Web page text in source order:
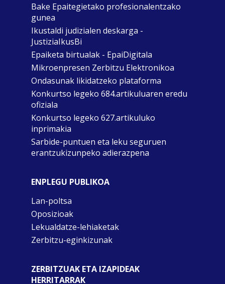
Bake Epaitegietako profesionalentzako
gunea
Ikustaldi judizialen deskarga -
JustiziaIkusBi
Epaiketa birtualak - EpaiDigitala
Mikroenpresen Zerbitzu Elektronikoa
Ondasunak likidatzeko plataforma
Konkurtso legeko 684.artikuluaren eredu
ofiziala
Konkurtso legeko 627.artikuluko
inprimakia
Sarbide-puntuen eta leku seguruen
erantzukizunpeko adierazpena
ENPLEGU PUBLIKOA
Lan-poltsa
Oposizioak
Lekualdatze-lehiaketak
Zerbitzu-eginkizunak
ZERBITZUAK ETA IZAPIDEAK
HERRITARRAK